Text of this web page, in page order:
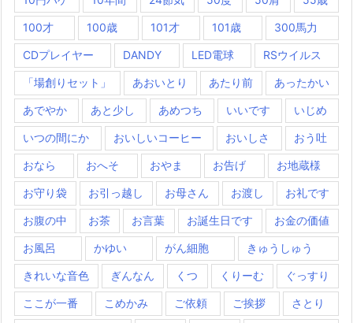
100才 100歳 101才 101歳 300馬力
CDプレイヤー DANDY LED電球 RSウイルス
「場創りセット」 あおいとり あたり前 あったかい
あでやか あと少し あめつち いいです いじめ
いつの間にか おいしいコーヒー おいしさ おう吐
おなら おへそ おやま お告げ お地蔵様
お守り袋 お引っ越し お母さん お渡し お礼です
お腹の中 お茶 お言葉 お誕生日です お金の価値
お風呂 かゆい がん細胞 きゅうしゅう
きれいな音色 ぎんなん くつ くりーむ ぐっすり
ここが一番 こめかみ ご依頼 ご挨拶 さとり